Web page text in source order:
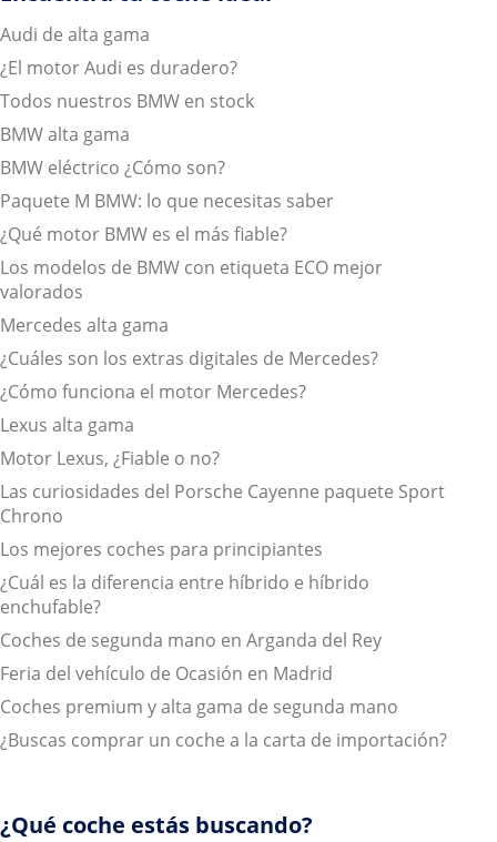
Audi de alta gama
¿El motor Audi es duradero?
Todos nuestros BMW en stock
BMW alta gama
BMW eléctrico ¿Cómo son?
Paquete M BMW: lo que necesitas saber
¿Qué motor BMW es el más fiable?
Los modelos de BMW con etiqueta ECO mejor
valorados
Mercedes alta gama
¿Cuáles son los extras digitales de Mercedes?
¿Cómo funciona el motor Mercedes?
Lexus alta gama
Motor Lexus, ¿Fiable o no?
Las curiosidades del Porsche Cayenne paquete Sport
Chrono
Los mejores coches para principiantes
¿Cuál es la diferencia entre híbrido e híbrido
enchufable?
Coches de segunda mano en Arganda del Rey
Feria del vehículo de Ocasión en Madrid
Coches premium y alta gama de segunda mano
¿Buscas comprar un coche a la carta de importación?
¿Qué coche estás buscando?